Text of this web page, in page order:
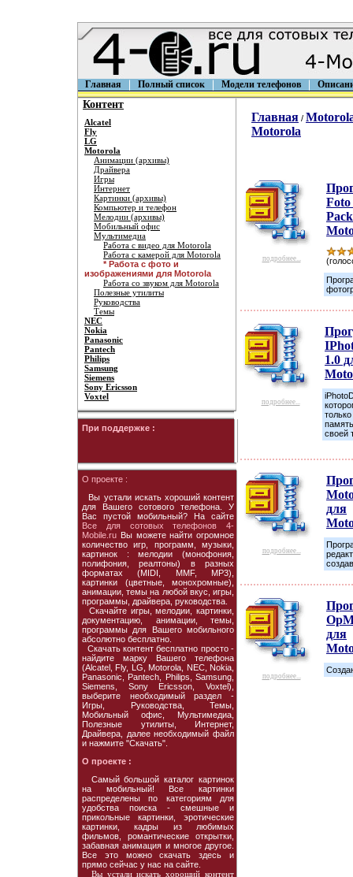
Главная Полный список Модели телефонов
Контент
Alcatel
Fly
LG
Motorola
Анимации (архивы)
Драйвера
Игры
Интернет
Картинки (архивы)
Компьютер и телефон
Мелодии (архивы)
Мобильный офис
Мультимедиа
Работа с видео для Motorola
Работа с камерой для Motorola
* Работа с фото и
изображениями для Motorola
Работа со звуком для Motorola
Полезные утилиты
Руководства
Темы
NEC
Nokia
Panasonic
Pantech
Philips
Samsung
Siemens
Sony Ericsson
Voxtel
При поддержке :
О проекте :
Вы устали искать хороший контент
для Вашего сотового телефона. У
Вас пустой мобильный? На сайте
Все для сотовых телефонов 4-
Mobile.ru Вы можете найти огромное
количество игр, программ, музыки,
картинок : мелодии (монофония,
полифония, реалтоны) в разных
форматах (MIDI, MMF, MP3),
картинки (цветные, монохромные),
анимации, темы на любой вкус, игры,
программы, драйвера, руководства.
Скачайте игры, мелодии, картинки,
документацию, анимации, темы,
программы для Вашего мобильного
абсолютно бесплатно.
Скачать контент бесплатно просто -
найдите марку Вашего телефона
(Alcatel, Fly, LG, Motorola, NEC, Nokia,
Panasonic, Pantech, Philips, Samsung,
Siemens, Sony Ericsson, Voxtel),
выберите необходимый раздел -
Игры, Руководства, Темы,
Мобильный офис, Мультимедиа,
Полезные утилиты, Интернет,
Драйвера, далее необходимый файл
и нажмите "Скачать".
О проекте :
Cамый большой каталог картинок
на мобильный! Все картинки
распределены по категориям для
удобства поиска - смешные и
прикольные картинки, эротические
картинки, кадры из любимых
фильмов, романтические открытки,
забавная анимация и многое другое.
Все это можно скачать здесь и
прямо сейчас у нас на сайте.
Вы устали искать хороший контент
Главная /
Motorola
подробнее...
подробнее...
1.0
своей
подробнее...
для
подробнее...
для